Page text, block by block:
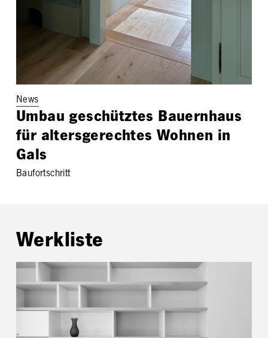
News
Umbau geschütztes Bauernhaus
für altersgerechtes Wohnen in
Gals
Baufortschritt
Werkliste